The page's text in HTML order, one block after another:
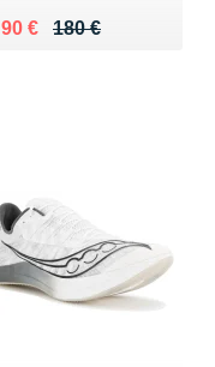
180 €
Au lieu de 180 €
90 €
Vendu 90 €